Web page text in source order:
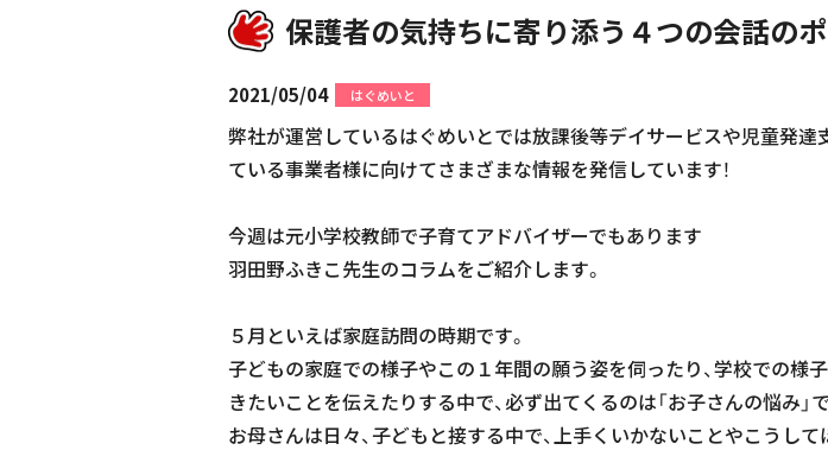
保護者の気持ちに寄り添う４つの会話の
2021/05/04 はぐめいと
弊社が運営しているはぐめいとでは放課後等デイサービスや児童発達
ている事業者様に向けてさまざまな情報を発信しています！
今週は元小学校教師で子育てアドバイザーでもあります
羽田野ふきこ先生のコラムをご紹介します。
５月といえば家庭訪問の時期です。
子どもの家庭での様子やこの１年間の願う姿を伺ったり、学校での様
きたいことを伝えたりする中で、必ず出てくるのは「お子さんの悩み」で
お母さんは日々、子どもと接する中で、上手くいかないことやこうし